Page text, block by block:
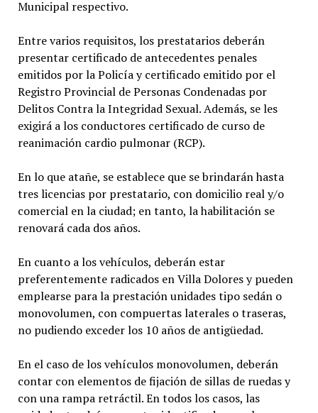
Municipal respectivo.
Entre varios requisitos, los prestatarios deberán
presentar certificado de antecedentes penales
emitidos por la Policía y certificado emitido por el
Registro Provincial de Personas Condenadas por
Delitos Contra la Integridad Sexual. Además, se les
exigirá a los conductores certificado de curso de
reanimación cardio pulmonar (RCP).
En lo que atañe, se establece que se brindarán hasta
tres licencias por prestatario, con domicilio real y/o
comercial en la ciudad; en tanto, la habilitación se
renovará cada dos años.
En cuanto a los vehículos, deberán estar
preferentemente radicados en Villa Dolores y pueden
emplearse para la prestación unidades tipo sedán o
monovolumen, con compuertas laterales o traseras,
no pudiendo exceder los 10 años de antigüedad.
En el caso de los vehículos monovolumen, deberán
contar con elementos de fijación de sillas de ruedas y
con una rampa retráctil. En todos los casos, las